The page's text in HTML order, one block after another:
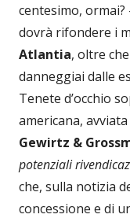
centesimo,
dovrà rifondere i
Atlantia, oltre
danneggiai dalle
Tenete d’occhio
americana,
Gewirtz &
potenziali
che, sulla notizia
concessione e di